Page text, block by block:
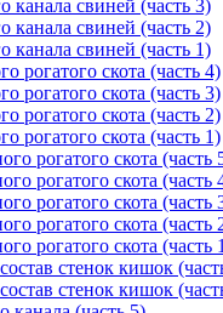
канала свиней (часть 3)
канала свиней (часть 2)
канала свиней (часть 1)
рогатого скота (часть 4)
рогатого скота (часть 3)
рогатого скота (часть 2)
рогатого скота (часть 1)
рогатого скота (часть
рогатого скота (часть
рогатого скота (часть
рогатого скота (часть
рогатого скота (часть
стенок кишок
стенок кишок